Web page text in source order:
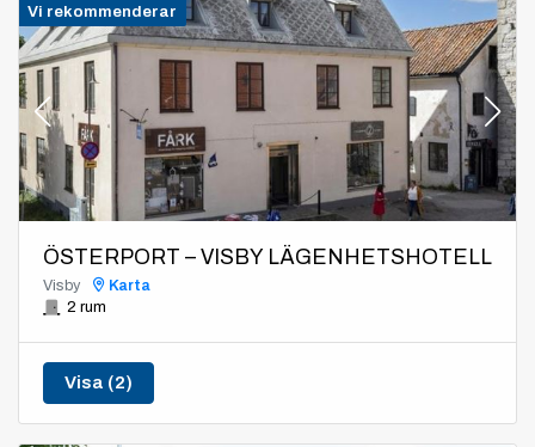
Vi rekommenderar
ÖSTERPORT – VISBY LÄGENHETSHOTELL
Visby
Karta
2 rum
Visa (2)